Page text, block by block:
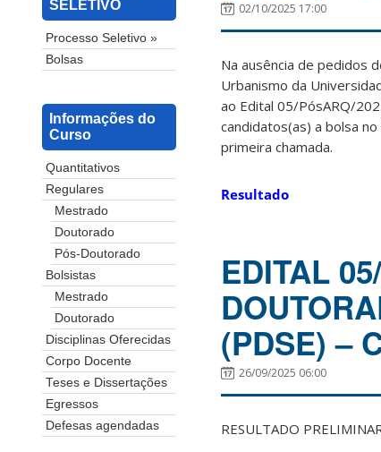
SELETIVO
Processo Seletivo »
Bolsas
Informações do
Curso
Quantitativos
Regulares
Mestrado
Doutorado
Pós-Doutorado
Bolsistas
Mestrado
Doutorado
Disciplinas Oferecidas
Corpo Docente
Teses e Dissertações
Egressos
Defesas agendadas
02/10/2025 17:00
Na ausência de pedidos
Urbanismo da
ao Edital 05/PósARQ/
candidatos(as) a bolsa
primeira chamada.
Resultado
EDITAL
(PDSE) –
26/09/2025 06:00
RESULTADO